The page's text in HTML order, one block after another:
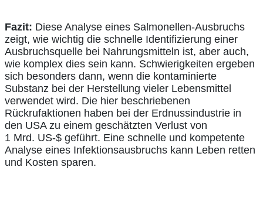
Fazit: Diese Analyse eines Salmonellen-Ausbruchs
zeigt, wie wichtig die schnelle Identifizierung einer
Ausbruchsquelle bei Nahrungsmitteln ist, aber auch,
wie komplex dies sein kann. Schwierigkeiten ergeben
sich besonders dann, wenn die kontaminierte
Substanz bei der Herstellung vieler Lebensmittel
verwendet wird. Die hier beschriebenen
Rückrufaktionen haben bei der Erdnussindustrie in
den USA zu einem geschätzten Verlust von
1 Mrd. US-$ geführt. Eine schnelle und kompetente
Analyse eines Infektionsausbruchs kann Leben retten
und Kosten sparen.